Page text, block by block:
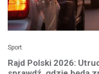
Sport
Rajd Polski 2026: